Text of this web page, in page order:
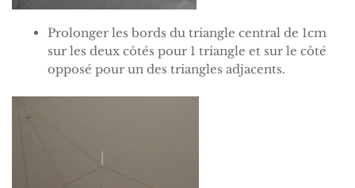
Prolonger les bords du triangle central de 1cm
sur les deux côtés pour 1 triangle et sur le côté
opposé pour un des triangles adjacents.